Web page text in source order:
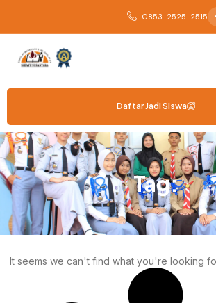
0853-2525-2515
Daftar Jadi Siswa
Tag:
It seems we can't find what you're looking